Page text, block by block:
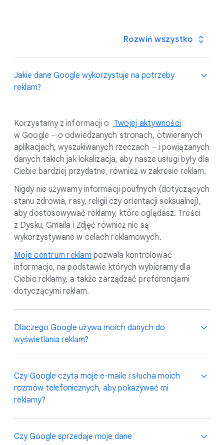
Rozwiń wszystko
Jakie dane Google wykorzystuje na potrzeby
reklam?
Korzystamy z informacji o Twojej aktywności
w Google – o odwiedzanych stronach, otwieranych
aplikacjach, wyszukiwanych rzeczach – i powiązanych
danych takich jak lokalizacja, aby nasze usługi były dla
Ciebie bardziej przydatne, również w zakresie reklam.
Nigdy nie używamy informacji poufnych (dotyczących
stanu zdrowia, rasy, religii czy orientacji seksualnej),
aby dostosowywać reklamy, które oglądasz. Treści
z Dysku, Gmaila i Zdjęć również nie są
wykorzystywane w celach reklamowych.
Moje centrum reklam pozwala kontrolować
informacje, na podstawie których wybieramy dla
Ciebie reklamy, a także zarządzać preferencjami
dotyczącymi reklam.
Dlaczego Google używa moich danych do
wyświetlania reklam?
Google wykorzystuje Twoje dane, aby wyświetlać
reklamy, które uważamy za najlepiej dopasowane do
Twoich zainteresowań i aktywności, lub aby pomóc Ci
samochodach, przydadzą Ci się raczej reklamy
Czy Google czyta moje e-maile i słucha moich
rozmów telefonicznych, aby pokazywać mi
reklamy?
Nie. Poczta e-mail i rozmowy są prywatne i są Twoją
Czy Google sprzedaje moje dane